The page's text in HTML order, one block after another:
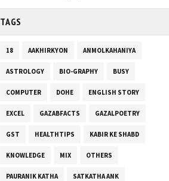
TAGS
18 AAKHIRKYON ANMOLKAHANIYA
ASTROLOGY BIO-GRAPHY BUSY
COMPUTER DOHE ENGLISH STORY
EXCEL GAZABFACTS GAZALPOETRY
GST HEALTHTIPS KABIR KE SHABD
KNOWLEDGE MIX OTHERS
PAURANIK KATHA SATKATHA ANK